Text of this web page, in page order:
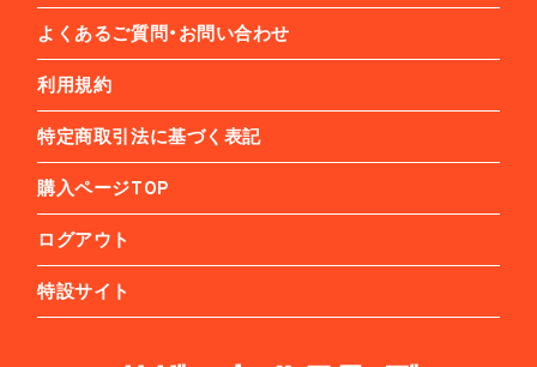
よくあるご質問・お問い合わせ
利用規約
特定商取引法に基づく表記
購入ページTOP
ログアウト
特設サイト